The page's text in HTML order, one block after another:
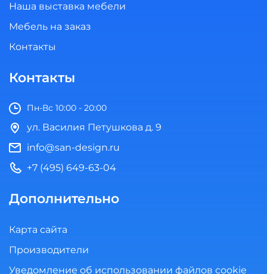
Наша выставка мебели
Мебель на заказ
Контакты
Контакты
Пн-Вс 10:00 - 20:00
ул. Василия Петушкова д. 9
info@san-design.ru
+7 (495) 649-63-04
Дополнительно
Карта сайта
Производители
Уведомление об использовании файлов cookie